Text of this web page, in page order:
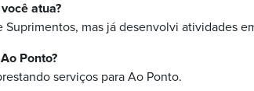
atua?
mas já desenvolvi atividades
Ponto?
serviços para Ao Ponto.